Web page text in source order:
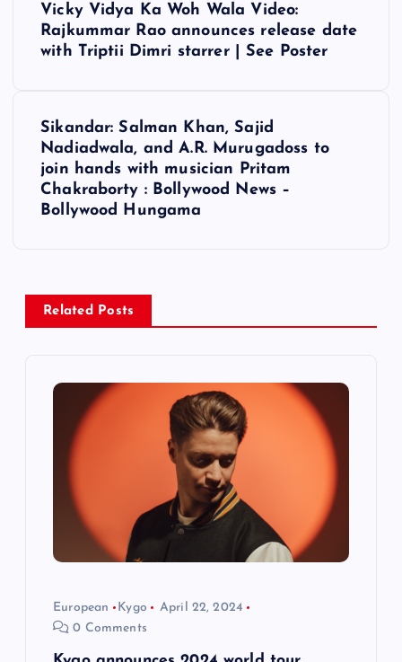
Vicky Vidya Ka Woh Wala Video:
Rajkummar Rao announces release date
with Triptii Dimri starrer | See Poster
Sikandar: Salman Khan, Sajid
Nadiadwala, and A.R. Murugadoss to
join hands with musician Pritam
Chakraborty : Bollywood News –
Bollywood Hungama
Related Posts
European Kygo
April 22, 2024
0 Comments